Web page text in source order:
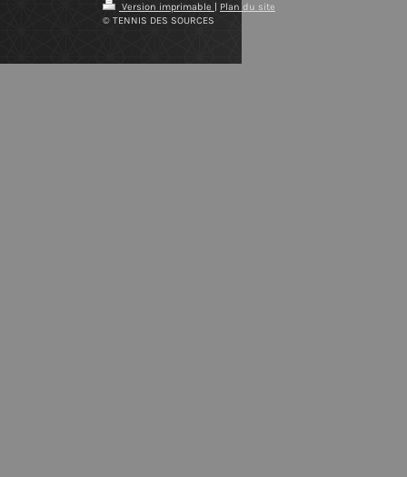
Version imprimable | Plan du site
© TENNIS DES SOURCES